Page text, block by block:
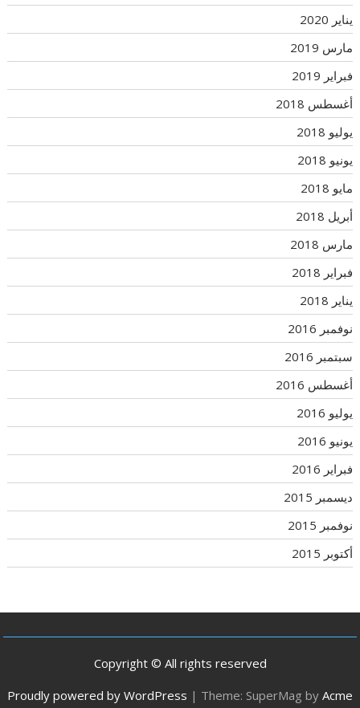
يناير 2020
مارس 2019
فبراير 2019
أغسطس 2018
يوليو 2018
يونيو 2018
مايو 2018
أبريل 2018
مارس 2018
فبراير 2018
يناير 2018
نوفمبر 2016
سبتمبر 2016
أغسطس 2016
يوليو 2016
يونيو 2016
فبراير 2016
ديسمبر 2015
نوفمبر 2015
أكتوبر 2015
Copyright © All rights reserved
Proudly powered by WordPress | Theme: SuperMag by Acme